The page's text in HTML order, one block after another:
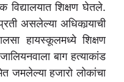
विद्यालयात शिक्षण घेतले.
असलेल्या अधिकार्‍याची
हायस्कूलमध्ये शिक्षण
बाग हत्याकांड
जमलेल्या हजारो लोकांचा